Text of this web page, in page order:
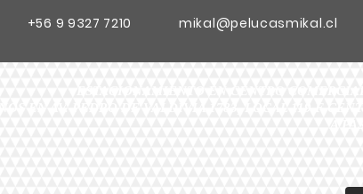
+56 9 9327 7210 mikal@pelucasmikal.cl